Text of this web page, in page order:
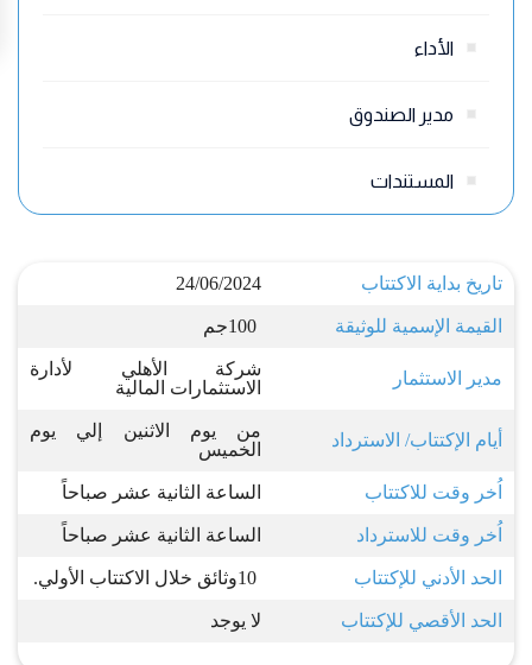
الأداء
مدير الصندوق
المستندات
تاريخ بداية الاكتتاب 24/06/2024
القيمة الإسمية للوثيقة 100جم
مدير الاستثمار
شركة الأهلي لأدارة
الاستثمارات المالية
أيام الإكتتاب/ الاسترداد
من يوم الاثنين إلي يوم
الخميس
اُخر وقت للاكتتاب الساعة الثانية عشر صباحاً
اُخر وقت للاسترداد الساعة الثانية عشر صباحاً
الحد الأدني للإكتتاب 10وثائق خلال الاكتتاب الأولي.
الحد الأقصي للإكتتاب لا يوجد